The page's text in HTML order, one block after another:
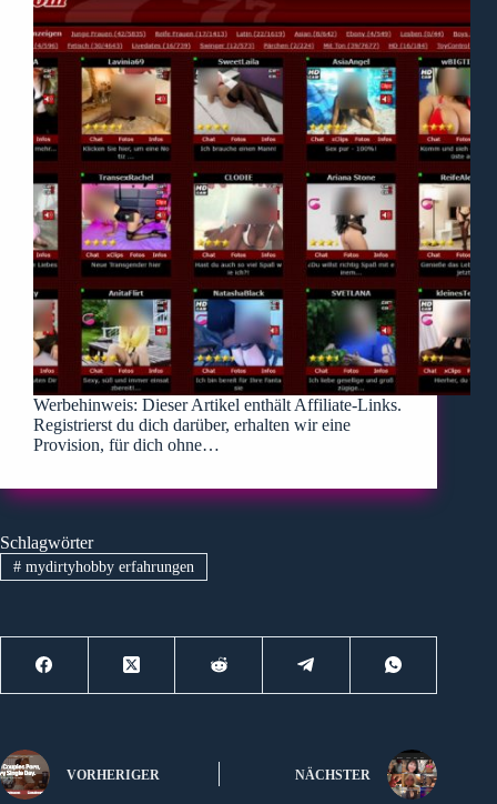
Werbehinweis: Dieser Artikel enthält Affiliate-Links.
Registrierst du dich darüber, erhalten wir eine
Provision, für dich ohne…
Schlagwörter
#mydirtyhobby erfahrungen
VORHERIGER NÄCHSTER